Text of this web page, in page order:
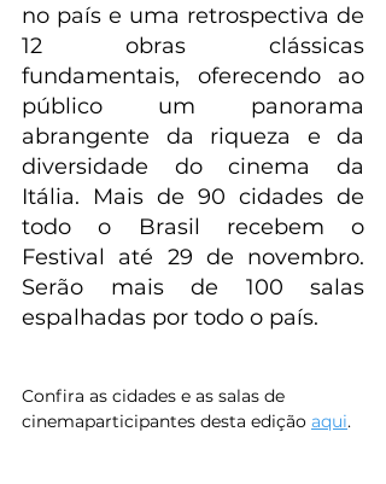
no país e uma retrospectiva de
12 obras clássicas
fundamentais, oferecendo ao
público um panorama
abrangente da riqueza e da
diversidade do cinema da
Itália. Mais de 90 cidades de
todo o Brasil recebem o
Festival até 29 de novembro.
Serão mais de 100 salas
espalhadas por todo o país.
Confira as cidades e as salas de
cinemaparticipantes desta edição aqui.